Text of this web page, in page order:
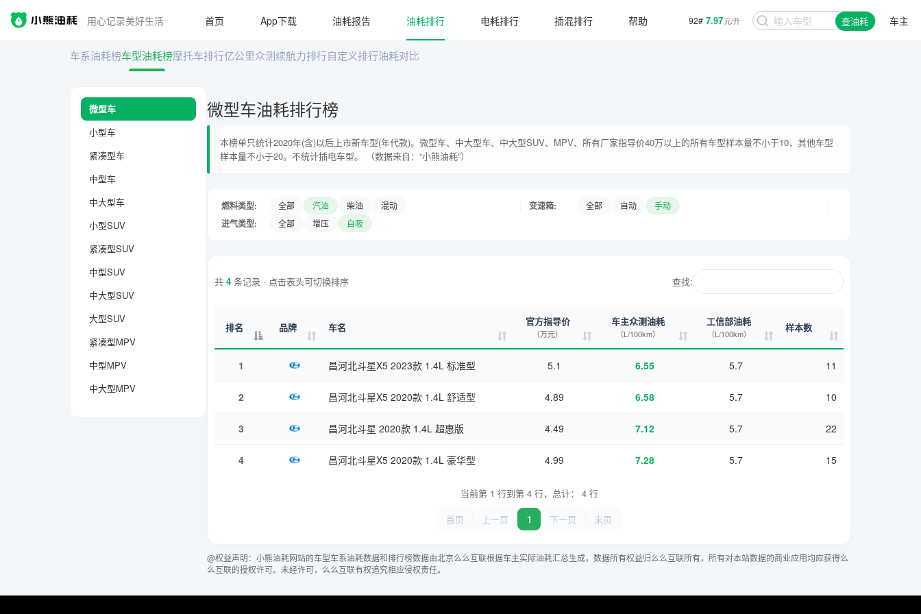
用心记录美好生活 92# 7.97元/升 查油耗 车主
首页 App下载 油耗报告 油耗排行 电耗排行 插混排行 帮助
车系油耗榜车型油耗榜摩托车排行亿公里众测续航力排行自定义排行油耗对比
微型车
小型车
紧凑型车
中型车
中大型车
小型SUV
紧凑型SUV
中型SUV
中大型SUV
大型SUV
紧凑型MPV
中型MPV
中大型MPV
微型车油耗排行榜
本榜单只统计2020年(含)以后上市新车型(年代款)。微型车、中大型车、中大型SUV、MPV、所有厂家指导价40万以上的所有车型样本量不小于10，其他车型
样本量不小于20。不统计插电车型。 （数据来自：“小熊油耗”）
燃料类型: 全部 汽油 柴油 混动 变速箱: 全部 自动 手动
进气类型: 全部 增压 自吸
共 4 条记录 · 点击表头可切换排序 查找:
排名 品牌 车名 官方指导价
（万元）
车主众测油耗
（L/100km）
工信部油耗
（L/100km） 样本数
1 昌河北斗星X5 2023款 1.4L 标准型 5.1 6.55 5.7 11
2 昌河北斗星X5 2020款 1.4L 舒适型 4.89 6.58 5.7 10
3 昌河北斗星 2020款 1.4L 超惠版 4.49 7.12 5.7 22
4 昌河北斗星X5 2020款 1.4L 豪华型 4.99 7.28 5.7 15
当前第 1 行到第 4 行，总计： 4 行
首页
上一页 1 下一页 末页
@权益声明：小熊油耗网站的车型车系油耗数据和排行榜数据由北京么么互联根据车主实际油耗汇总生成，数据所有权益归么么互联所有，所有对本站数据的商业应用均应获得么
么互联的授权许可。未经许可，么么互联有权追究相应侵权责任。